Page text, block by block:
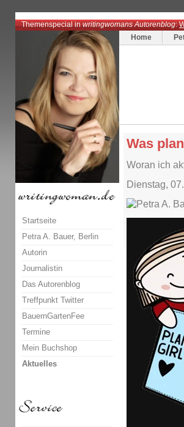
Themenspecial inwritingwomans Autorenblog:
Home
Was
Woran ich
Dienstag,
Startseite
Petra A. Bauer, Berlin
Autorin
Journalistin
Das Autorenblog
Treffpunkt Twitter
BauernGartenFee
Termine
Mein Buchshop
Aktuelles